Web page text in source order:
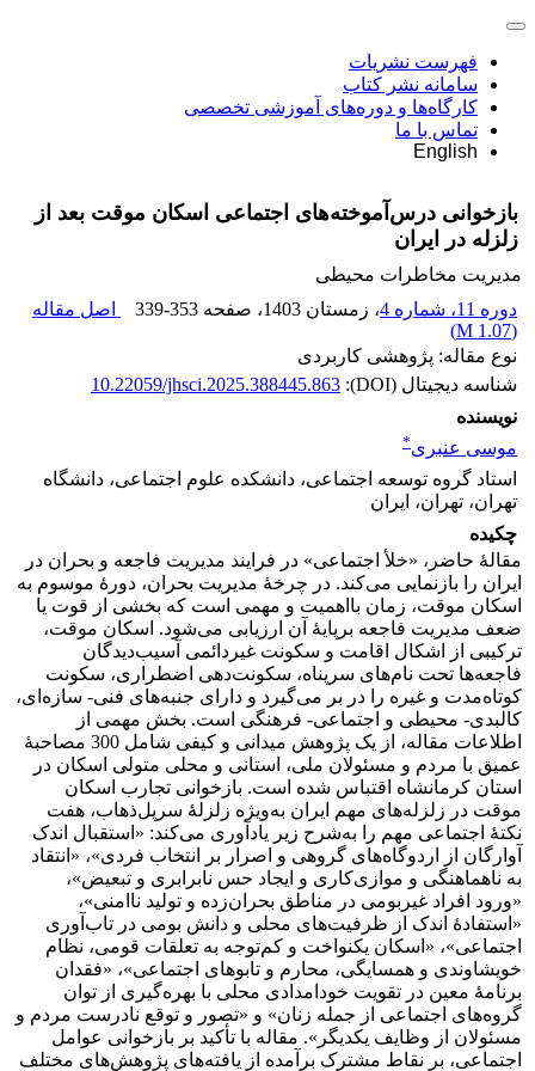
فهرست نشریات
سامانه نشر کتاب
کارگاه‌ها و دوره‌های آموزشی تخصصی
تماس با ما
English
بازخوانی درس‌آموخته‌های اجتماعی اسکان موقت بعد از
زلزله در ایران
مدیریت مخاطرات محیطی
دوره 11، شماره 4
، زمستان 1403 ، صفحه 339-353
اصل مقاله
(
1.07 M
)
نوع مقاله: پژوهشی کاربردی
شناسه دیجیتال (DOI):
10.22059/jhsci.2025.388445.863
نویسنده
موسی عنبری*
استاد گروه توسعه اجتماعی، دانشکده علوم اجتماعی، دانشگاه
تهران، تهران، ایران
چکیده
مقالۀ حاضر، «خلأ اجتماعی» در فرایند مدیریت فاجعه و بحران در
ایران را بازنمایی می‌کند. در چرخۀ مدیریت بحران، دورۀ موسوم به
اسکان موقت، زمان بااهمیت و مهمی است که بخشی از قوت یا
ضعف مدیریت فاجعه برپایۀ آن ارزیابی می‌شود. اسکان موقت،
ترکیبی از اشکال اقامت و سکونت غیردائمی آسیب‌دیدگان
فاجعه‌ها تحت نام‌های سرپناه، سکونت‌دهی اضطراری، سکونت
کوتاه‌مدت و غیره را در بر می‌گیرد و دارای جنبه‌های فنی- سازه‌ای،
کالبدی- محیطی و اجتماعی- فرهنگی است. بخش مهمی از
اطلاعات مقاله، از یک پژوهش میدانی و کیفی شامل 300 مصاحبۀ
عمیق با مردم و مسئولان ملی، استانی و محلی متولی اسکان در
استان کرمانشاه اقتباس شده است. بازخوانی تجارب اسکان
موقت در زلزله‌های مهم ایران به‌ویژه زلزلۀ سرپل‌ذهاب، هفت
نکتۀ اجتماعی مهم را به‌شرح زیر یادآوری می‌کند: «استقبال اندک
آوارگان از اردوگاه‌های گروهی و اصرار بر انتخاب فردی»، «انتقاد
به ناهماهنگی و موازی‌کاری‌ و ایجاد حس نابرابری و تبعیض»،
«ورود افراد غیربومی در مناطق بحران‌زده و تولید ناامنی»،
«استفادۀ اندک از ظرفیت‌های محلی و دانش بومی در تاب‌آوری
اجتماعی»، «اسکان یکنواخت و کم‌توجه به تعلقات قومی، نظام
خویشاوندی و همسایگی، محارم و تابوهای اجتماعی»، «فقدان
برنامۀ معین در تقویت خودامدادی محلی با بهره‌گیری از توان
گروه‌های اجتماعی از جمله زنان» و «تصور و توقع نادرست مردم و
مسئولان از وظایف یکدیگر». مقاله با تأکید بر بازخوانی عوامل
اجتماعی، بر نقاط مشترک برآمده از یافته‌های پژوهش‌های مختلف